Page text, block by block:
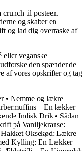
crunch til posteen.
og skaber en
og lad dig overraske af
eller veganske
den spændende
af vores opskrifter og tag
• Nemme og lækre
– En lækker
Indisk Drik • Sådan
på Vaniljekranse:
Oksekød: Lækre
Kylling: En Lækker